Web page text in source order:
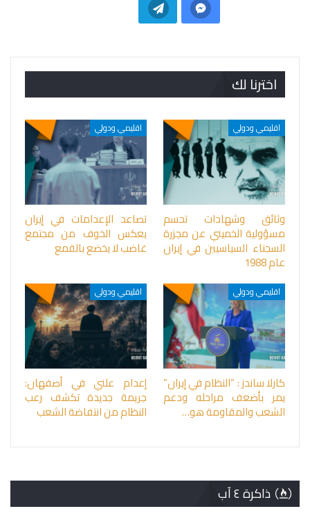
اخترنا لك
اقليمي ودولي
وثائق وشهادات تحسم
مسؤولية الخميني عن مجزرة
السجناء السياسيين في إيران
عام 1988
اقليمي ودولي
تصاعد الإعدامات في إيران
يعكس الخوف من مجتمع
غاضب لا يخضع بالقمع
اقليمي ودولي
كارلا ساندز : “النظام في إيران”
يمر بأضعف مراحله ودعم
الشعب والمقاومة هو…
اقليمي ودولي
إعدام علني في أصفهان:
جريمة جديدة تكشف رعب
النظام من انتفاضة الشعب
ذاكرة ٤ آب